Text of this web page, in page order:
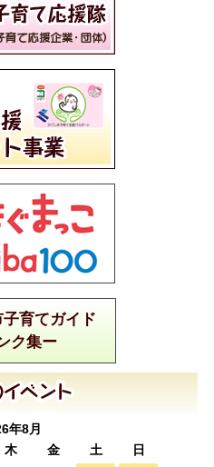
育てガイド
ク集ー
年8月
木 金 土
日